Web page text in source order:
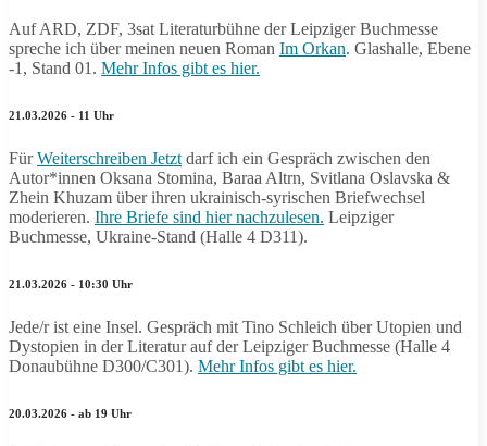
Auf ARD, ZDF, 3sat Literaturbühne der Leipziger Buchmesse
spreche ich über meinen neuen Roman Im Orkan. Glashalle, Ebene
-1, Stand 01. Mehr Infos gibt es hier.
21.03.2026 - 11 Uhr
FürWeiterschreiben Jetzt darf ich ein Gespräch zwischen den
Autor*innen Oksana Stomina, Baraa Altrn, Svitlana Oslavska &
Zhein Khuzam über ihren ukrainisch-syrischen Briefwechsel
moderieren. Ihre Briefe sind hier nachzulesen. Leipziger
Buchmesse, Ukraine-Stand (Halle 4 D311).
21.03.2026 - 10:30 Uhr
Jede/r ist eine Insel. Gespräch mit Tino Schleich über Utopien und
Dystopien in der Literatur auf der Leipziger Buchmesse (Halle 4
Donaubühne D300/C301). Mehr Infos gibt es hier.
20.03.2026 - ab 19 Uhr